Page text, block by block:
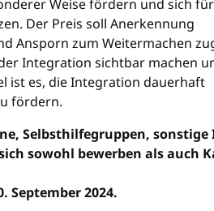
Weise fördern und sich
Der Preis soll Anerkennung
Ansporn zum Weitermachen
Integration sichtbar machen
ist es, die Integration dauerhaft
fördern.
Selbsthilfegruppen,
sowohl bewerben als auch
September 2024.